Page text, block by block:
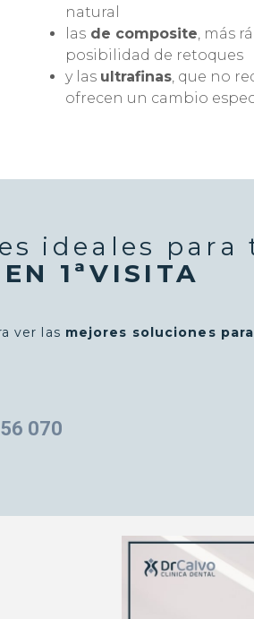
natural
lasde composite, más
posibilidad de retoques
y las ultrafinas, que no
ofrecen un cambio
ideales para
1ªVISITA
ver las mejores soluciones
070